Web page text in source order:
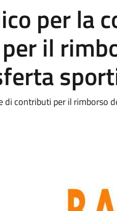
per la
il
di contributi per il rimborso